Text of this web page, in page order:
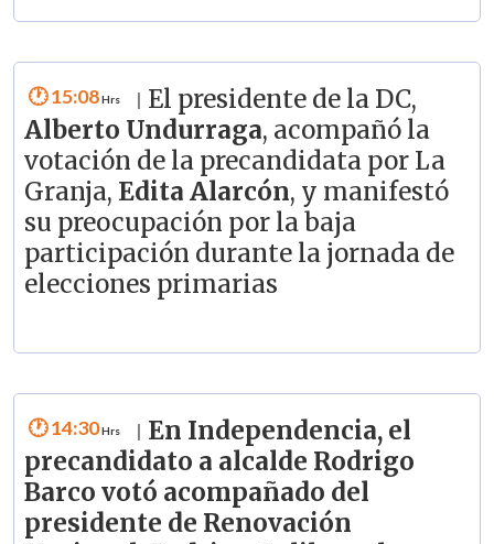
15:08
El presidente de la DC,
Alberto Undurraga, acompañó la
votación de la precandidata por La
Granja, Edita Alarcón, y manifestó
su preocupación por la baja
participación durante la jornada de
elecciones primarias
14:30
En Independencia, el
precandidato a alcalde Rodrigo
Barco votó acompañado del
presidente de Renovación